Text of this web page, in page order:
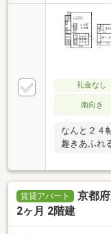
礼金なし
南向き
なんと２４
趣きあふれ
賃貸アパート
京都
2ヶ月 2階建